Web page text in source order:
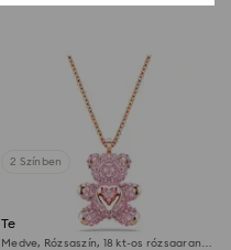
2 Színben
Teddy medál
Medve, Rózsaszín, 18 kt-os rózsaarany